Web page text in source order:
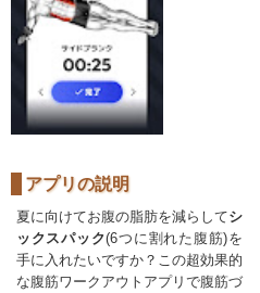
アプリの説明
夏に向けてお腹の脂肪を減らしてシ
ックスパック(6つに割れた腹筋)を
手に入れたいですか？この超効果的
な腹筋ワークアウトアプリで腹筋づ